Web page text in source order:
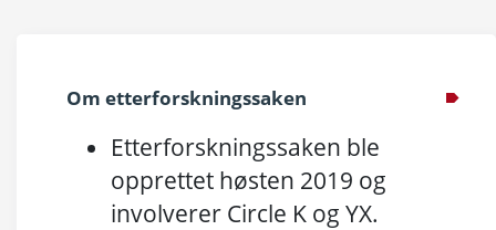
Om etterforskningssaken
Etterforskningssaken ble
opprettet høsten 2019 og
involverer Circle K og YX.